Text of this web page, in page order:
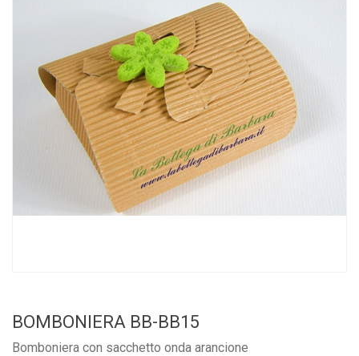
BOMBONIERA BB-BB15
Bomboniera con sacchetto onda arancione